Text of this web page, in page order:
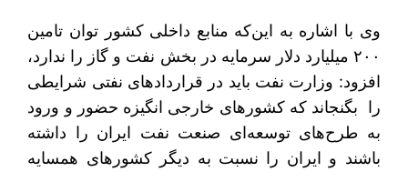
وی با اشاره به این‌که منابع داخلی کشور توان تامین
۲۰۰ میلیارد دلار سرمایه در بخش نفت و گاز را ندارد،
افزود: وزارت نفت باید در قراردادهای نفتی شرایطی
را بگنجاند که کشورهای خارجی انگیزه حضور و ورود
به طرح‌های توسعه‌ای صنعت نفت ایران را داشته
باشند و ایران را نسبت به دیگر کشورهای همسایه